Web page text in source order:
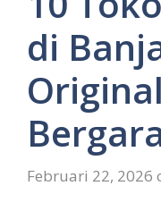
di
Februari 22, 2026